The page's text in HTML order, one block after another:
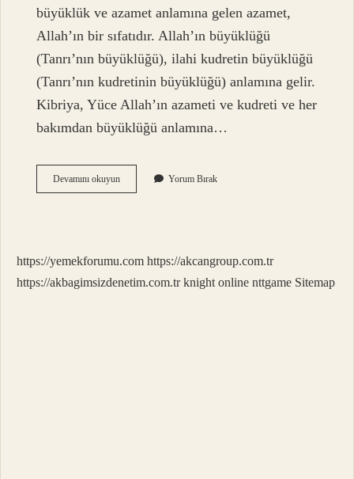
büyüklük ve azamet anlamına gelen azamet,
Allah’ın bir sıfatıdır. Allah’ın büyüklüğü
(Tanrı’nın büyüklüğü), ilahi kudretin büyüklüğü
(Tanrı’nın kudretinin büyüklüğü) anlamına gelir.
Kibriya, Yüce Allah’ın azameti ve kudreti ve her
bakımdan büyüklüğü anlamına…
Devamını okuyunAzamet
Ne
Yorum Bırak
https://yemekforumu.com https://akcangroup.com.tr
https://akbagimsizdenetim.com.tr knight online nttgame Sitemap